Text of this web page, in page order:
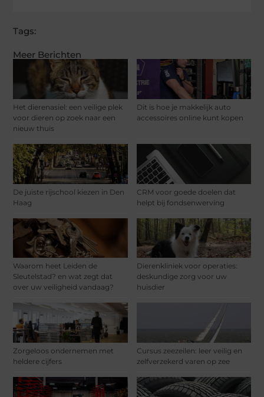
Meer Berichten
Het dierenasiel: een veilige plek
voor dieren op zoek naar een
nieuw thuis
Dit is hoe je makkelijk auto
accessoires online kunt kopen
De juiste rijschool kiezen in Den
Haag
CRM voor goede doelen dat
helpt bij fondsenwerving
Waarom heet Leiden de
Sleutelstad? en wat zegt dat
over uw veiligheid vandaag?
Dierenkliniek voor operaties:
deskundige zorg voor uw
huisdier
Zorgeloos ondernemen met
heldere cijfers
Cursus zeezeilen: leer veilig en
zelfverzekerd varen op zee
Tags: